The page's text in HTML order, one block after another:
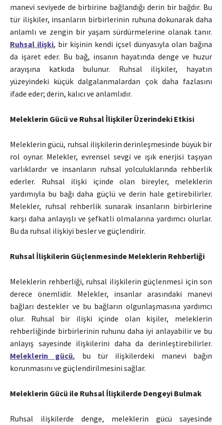
manevi seviyede de birbirine bağlandığı derin bir bağdır. Bu
tür ilişkiler, insanların birbirlerinin ruhuna dokunarak daha
anlamlı ve zengin bir yaşam sürdürmelerine olanak tanır.
Ruhsal ilişki, bir kişinin kendi içsel dünyasıyla olan bağına
da işaret eder. Bu bağ, insanın hayatında denge ve huzur
arayışına katkıda bulunur. Ruhsal ilişkiler, hayatın
yüzeyindeki küçük dalgalanmalardan çok daha fazlasını
ifade eder; derin, kalıcı ve anlamlıdır.
Meleklerin Gücü ve Ruhsal İlişkiler Üzerindeki Etkisi
Meleklerin gücü, ruhsal ilişkilerin derinleşmesinde büyük bir
rol oynar. Melekler, evrensel sevgi ve ışık enerjisi taşıyan
varlıklardır ve insanların ruhsal yolculuklarında rehberlik
ederler. Ruhsal ilişki içinde olan bireyler, meleklerin
yardımıyla bu bağı daha güçlü ve derin hale getirebilirler.
Melekler, ruhsal rehberlik sunarak insanların birbirlerine
karşı daha anlayışlı ve şefkatli olmalarına yardımcı olurlar.
Bu da ruhsal ilişkiyi besler ve güçlendirir.
Ruhsal İlişkilerin Güçlenmesinde Meleklerin Rehberliği
Meleklerin rehberliği, ruhsal ilişkilerin güçlenmesi için son
derece önemlidir. Melekler, insanlar arasındaki manevi
bağları destekler ve bu bağların olgunlaşmasına yardımcı
olur. Ruhsal bir ilişki içinde olan kişiler, meleklerin
rehberliğinde birbirlerinin ruhunu daha iyi anlayabilir ve bu
anlayış sayesinde ilişkilerini daha da derinleştirebilirler.
Meleklerin gücü, bu tür ilişkilerdeki manevi bağın
korunmasını ve güçlendirilmesini sağlar.
Meleklerin Gücü ile Ruhsal İlişkilerde Dengeyi Bulmak
Ruhsal ilişkilerde denge, meleklerin gücü sayesinde